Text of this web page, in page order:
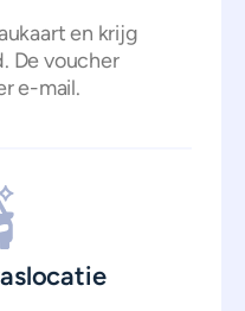
en krijg
De voucher
e-mail.